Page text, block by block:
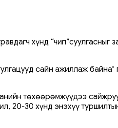
хүнд
сайн ажиллаж
төхөөрөмжүүдээ
20-30 хүнд энэхүү